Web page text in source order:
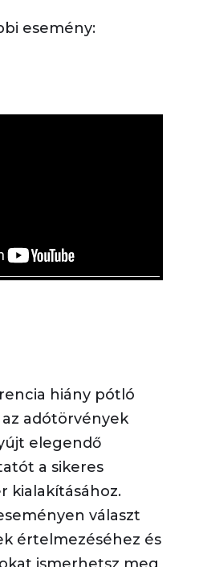
esemény:
hiány pótló
adótörvények
elegendő
a sikeres
kialakításához.
választ
értelmezéséhez és